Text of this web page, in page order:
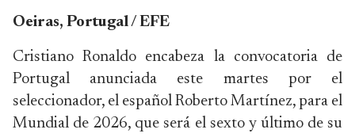
Oeiras, Portugal / EFE
Cristiano Ronaldo encabeza la convocatoria de
Portugal anunciada este martes por el
seleccionador, el español Roberto Martínez, para el
Mundial de 2026, que será el sexto y último de su